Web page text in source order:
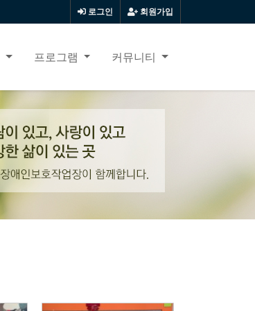
회원가입
로그인
프로그램 커뮤니티